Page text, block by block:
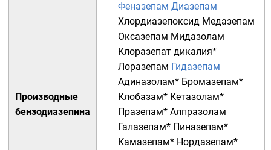
Производные
бензодиазепина
Феназепам Диазепам
Хлордиазепоксид Медазепам
Оксазепам Мидазолам
Клоразепат дикалия*
Лоразепам Гидазепам
Адиназолам* Бромазепам*
Клобазам* Кетазолам*
Празепам* Алпразолам
Галазепам* Пиназепам*
Камазепам* Нордазепам*